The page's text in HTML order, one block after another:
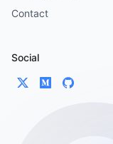
Contact
Social